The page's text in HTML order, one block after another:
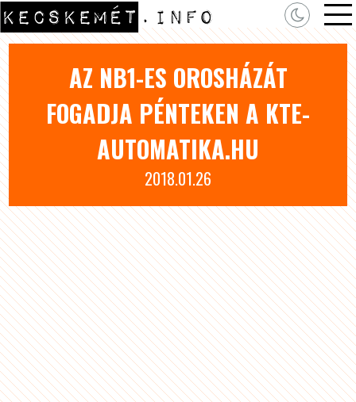
AZ NB1-ES OROSHÁZÁT
FOGADJA PÉNTEKEN A KTE-
AUTOMATIKA.HU
2018.01.26